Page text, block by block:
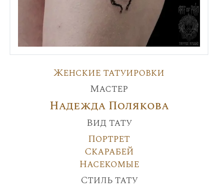
Женские татуировки
Мастер
Надежда Полякова
Вид тату
Портрет
Скарабей
Насекомые
Стиль тату